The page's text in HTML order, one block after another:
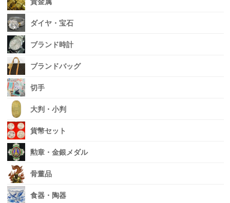
貴金属
ダイヤ・宝石
ブランド時計
ブランドバッグ
切手
大判・小判
貨幣セット
勲章・金銀メダル
骨董品
食器・陶器